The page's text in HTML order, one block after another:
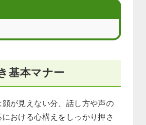
基本マナー
が見えない分、話し方や声の
おける心構えをしっかり押さ